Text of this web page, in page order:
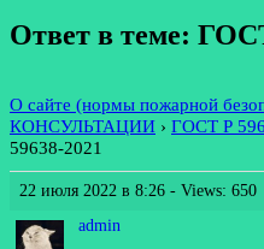
Ответ в теме:
О сайте (нормы пожарной
КОНСУЛЬТАЦИИ › ГОСТ Р
59638-2021
22 июля 2022 в 8:26 - Views: 650
admin